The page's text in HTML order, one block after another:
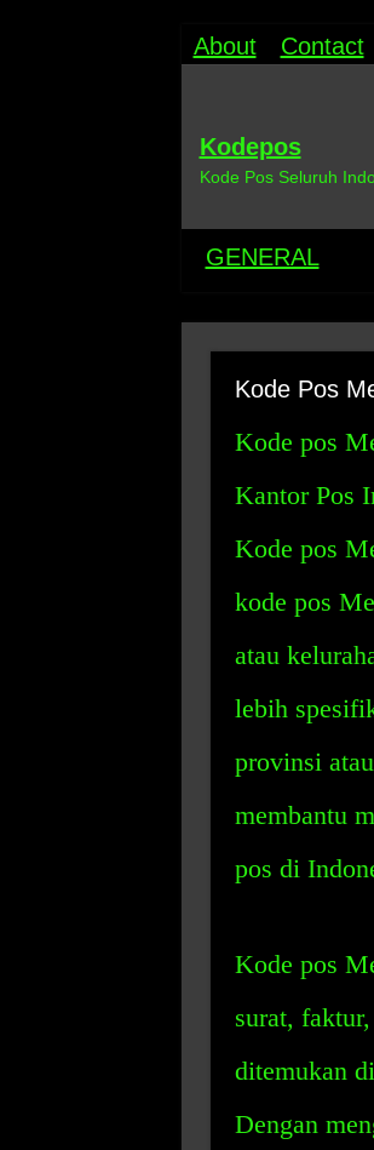
About Contact
Kodepos
Kode Pos Seluruh
GENERAL
Kode Pos
Kode pos
Kantor Pos
Kode pos
kode pos
atau
lebih
provinsi
membantu
pos di
Kode pos
surat,
ditemukan
Dengan